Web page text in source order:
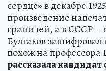
сердце» в декабре
произведение
границей, а в СССР –
Булгаков зашифровал
похож на профессора
рассказала